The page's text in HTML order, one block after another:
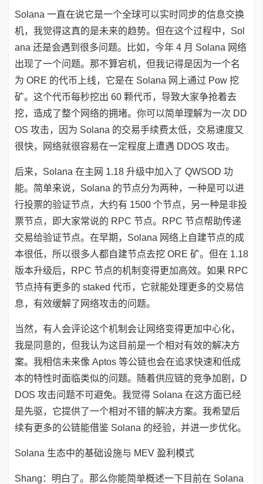
Solana 一直在说它是一个全球可以实时同步的信息交换
机，我觉得这真的是未来的趋势。但在这个过程中，Sol
ana 还是会遇到很多问题。比如，今年 4 月 Solana 网络
出现了一个问题。那不算宕机，但我记得是因为一个名
为 ORE 的代币上线，它是在 Solana 网上通过 Pow 挖
矿。这个代币每秒挖出 60 颗代币，导致大家争抢着去
挖，造成了整个网络的拥堵。你可以简单理解为一次 DD
OS 攻击，因为 Solana 的交易手续费太低，交易速度又
很快，网络就很容易在一定程度上遭遇 DDOS 攻击。
后来，Solana 在主网 1.18 升级中加入了 QWSOD 功
能。简单来说，Solana 的节点分为两种，一种是可以进
行投票的验证节点，大约有 1500 个节点，另一种是非投
票节点，即大家常说的 RPC 节点。RPC 节点帮助传递
交易给验证节点。在早期，Solana 网络上自建节点的成
本很低，所以很多人都自建节点去挖 ORE 矿。但在 1.18
版本升级后，RPC 节点的机制变得更加高效。如果 RPC
节点持有更多的 staked 代币，它就能处理更多的交易信
息，有效缓解了网络攻击的问题。
当然，有人会评论这个机制会让网络变得更加中心化，
我是同意的，但我认为这目前是一个相对有效的解决方
案。我相信未来像 Aptos 等公链也会在追求快速和低成
本的特性时面临类似的问题。随着供应链的竞争加剧，D
DOS 攻击问题不可避免。我觉得 Solana 在这方面已经
是先驱，它提供了一个相对不错的解决方案。我希望后
续有更多的公链能借鉴 Solana 的经验，并进一步优化。
Solana 生态中的基础设施与 MEV 盈利模式
Shang：明白了。那么你能简单概述一下目前在 Solana